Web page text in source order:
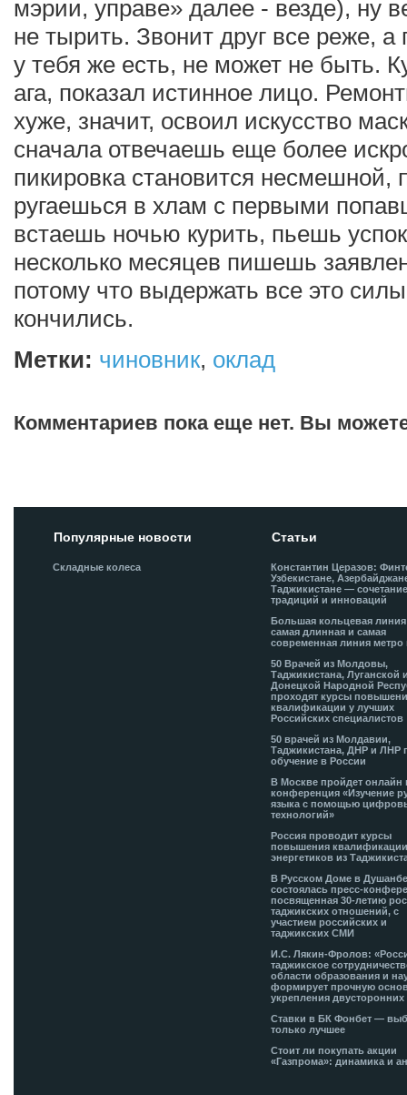
мэрии, управе» далее - везде), ну
не тырить. Звонит друг все реже,
у тебя же есть, не может не быть.
ага, показал истинное лицо.
хуже, значит, освоил искусство
сначала отвечаешь еще более
пикировка становится
ругаешься в хлам с первыми
встаешь ночью курить, пьешь
несколько месяцев пишешь
потому что выдержать все это
кончились.
Метки: чиновник, оклад
Комментариев пока еще нет. Вы
Популярные новости
Складные колеса
Статьи
Константин Церазов:
Узбекистане,
Таджикистане —
традиций и инноваций
Большая кольцевая
самая длинная и самая
современная линия метро
50 Врачей из Молдовы,
Таджикистана, Луганской
Донецкой Народной
проходят курсы
квалификации у лучших
Российских специалистов
50 врачей из Молдавии,
Таджикистана, ДНР и ЛНР
обучение в России
В Москве пройдет онлайн
конференция «Изучение
языка с помощью
технологий»
Россия проводит курсы
повышения
энергетиков из
В Русском Доме в
состоялась пресс-
посвященная 30-летию
таджикских отношений, с
участием российских и
таджикских СМИ
И.С. Лякин-Фролов:
таджикское
области образования и
формирует прочную
укрепления двусторонних
Ставки в БК Фонбет —
только лучшее
Стоит ли покупать акции
«Газпрома»: динамика и